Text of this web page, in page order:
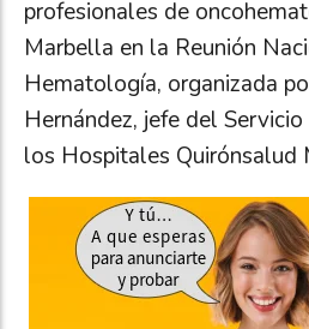
profesionales de
Marbella en la Reunión
Hematología, organizada
Hernández, jefe del
los Hospitales Quirónsalud